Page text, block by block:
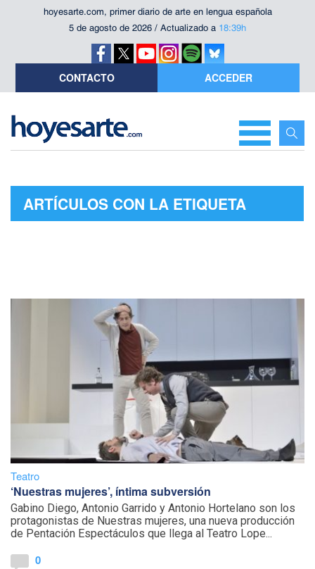
hoyesarte.com, primer diario de arte en lengua española
5 de agosto de 2026 / Actualizado a 18:39h
CONTACTO ACCEDER
ARTÍCULOS CON LA ETIQUETA
Teatro
‘Nuestras mujeres’, íntima subversión
Gabino Diego, Antonio Garrido y Antonio Hortelano son los
protagonistas de Nuestras mujeres, una nueva producción
de Pentación Espectáculos que llega al Teatro Lope...
0